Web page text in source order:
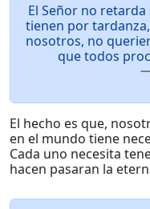
El Señor no
tienen por
nosotros, no
que todos
El hecho es que,
en el mundo tiene
Cada uno necesita
hacen pasaran la